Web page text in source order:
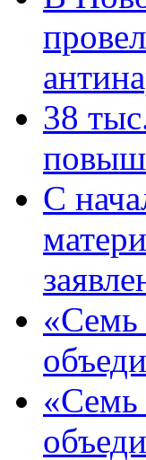
38
С
«Семь
«Семь